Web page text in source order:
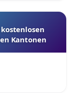
Kantonen